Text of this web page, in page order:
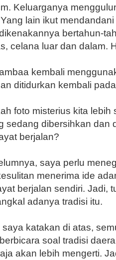
Keluarganya
lain ikut
bertahun-
celana luar dan dalam.
kembali
ditidurkan kembali
foto misterius kita lebih
sedang dibersihkan dan
berjalan?
saya perlu
menerima ide
berjalan sendiri. Jadi,
adanya tradisi itu.
saya katakan di atas,
soal tradisi
akan lebih mengerti.